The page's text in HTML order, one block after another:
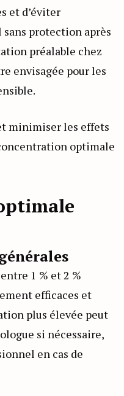
et d’éviter
protection après
préalable chez
envisagée pour les
minimiser les effets
optimale
1 % et 2 %
efficaces et
plus élevée peut
si nécessaire,
en cas de